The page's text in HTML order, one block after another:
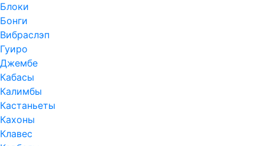
Блоки
Бонги
Вибраслэп
Гуиро
Джембе
Кабасы
Калимбы
Кастаньеты
Кахоны
Клавес